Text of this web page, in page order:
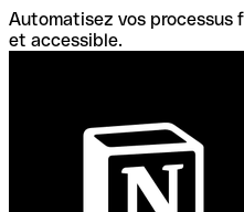
Automatisez vos processus
et accessible.